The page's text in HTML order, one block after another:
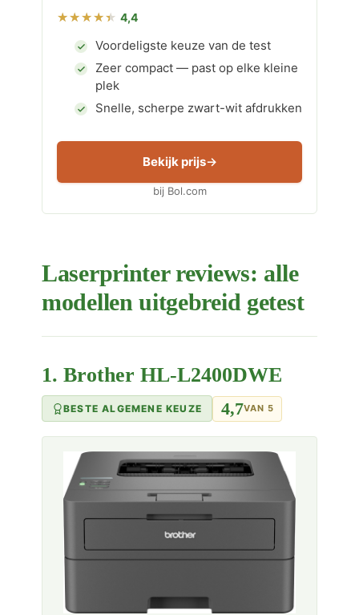
4,4
Voordeligste keuze van de test
Zeer compact — past op elke kleine
plek
Snelle, scherpe zwart-wit afdrukken
Bekijk prijs
bij Bol.com
Laserprinter reviews: alle
modellen uitgebreid getest
1. Brother HL-L2400DWE
BESTE ALGEMENE KEUZE 4,7VAN 5